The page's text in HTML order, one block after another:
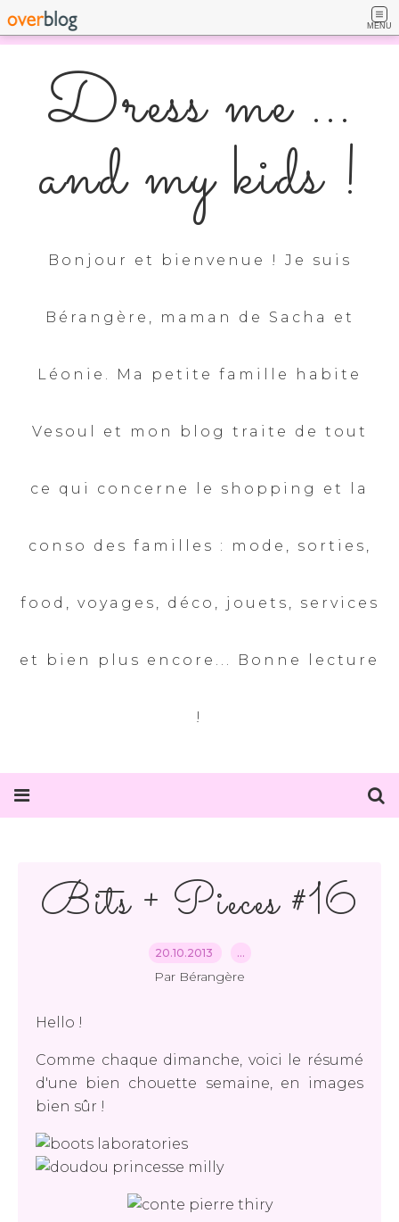
MENU
Dress me ...
and my kids !
Bonjour et bienvenue ! Je suis
Bérangère, maman de Sacha et
Léonie. Ma petite famille habite
Vesoul et mon blog traite de tout
ce qui concerne le shopping et la
conso des familles : mode, sorties,
food, voyages, déco, jouets, services
et bien plus encore... Bonne lecture
!
Bits + Pieces #16
20.10.2013 …
Par Bérangère
Hello !
Comme chaque dimanche, voici le résumé
d'une bien chouette semaine, en images
bien sûr !